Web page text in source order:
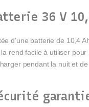
36 V
d’une batterie de 10,4
rend facile à utiliser
pendant la nuit et